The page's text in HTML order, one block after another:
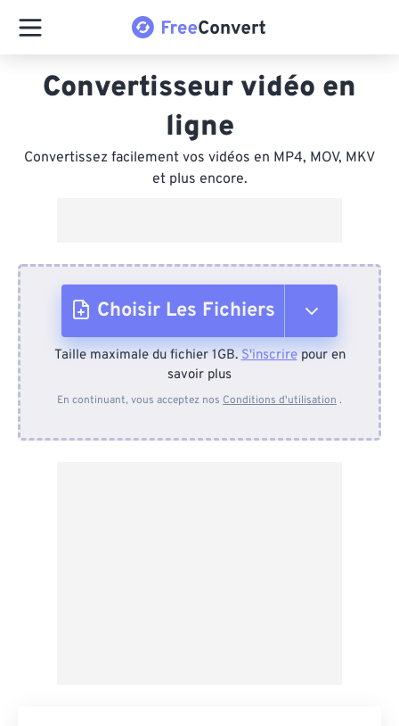
Convertisseur vidéo en
ligne
Convertissez facilement vos vidéos en MP4, MOV, MKV
et plus encore.
Choisir Les Fichiers
Depuis l'appareil
Taille maximale du fichier 1GB.S'inscrirepour en
savoir plus
En continuant, vous acceptez nos Conditions d'utilisation .